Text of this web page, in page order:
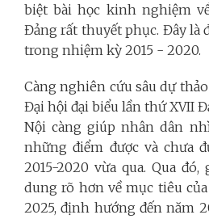
biệt bài học kinh nghiệm
Đảng rất thuyết phục. Đây là
trong nhiệm kỳ 2015 - 2020.
Càng nghiên cứu sâu dự
Đại hội đại biểu lần thứ XVII
Nội càng giúp nhân dân
những điểm được và chưa
2015-2020 vừa qua. Qua
dung rõ hơn về mục tiêu
2025, định hướng đến năm